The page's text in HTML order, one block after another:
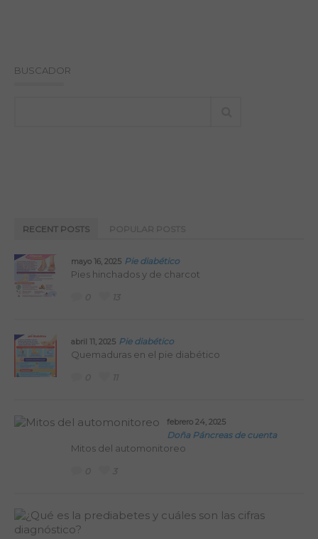
BUSCADOR
RECENT POSTS
mayo 16, 2025 Pie diabético
Pies hinchados y de charcot
abril 11, 2025 Pie diabético
Quemaduras en el pie diabético
febrero 24, 2025
Doña Páncreas de cuenta
Mitos del automonitoreo